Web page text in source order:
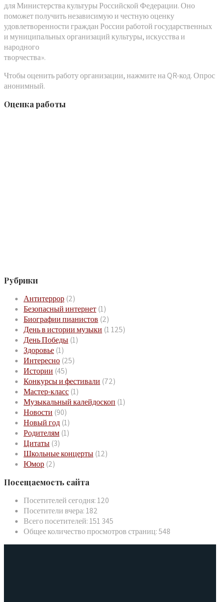
для Министерства культуры Российской Федерации. Оно
поможет получить независимую и честную оценку
удовлетворенности граждан России работой государственных
и муниципальных организаций культуры, искусства и
народного
творчества».
Чтобы оценить работу организации, нажмите на QR-код. Опрос
анонимный.
Оценка работы
Рубрики
Антитеррор (2)
Безопасный интернет (1)
Биографии пианистов (2)
День в истории музыки (1 125)
День Победы (1)
Здоровье (1)
Интересно (25)
Истории (45)
Конкурсы и фестивали (72)
Мастер-класс (1)
Музыкальный калейдоскоп (1)
Новости (90)
Новый год (1)
Родителям (1)
Цитаты (3)
Школьные концерты (12)
Юмор (2)
Посещаемость сайта
Посетителей сегодня:120
Посетители вчера:182
Всего посетителей:151 345
Общее количество просмотров страниц:548